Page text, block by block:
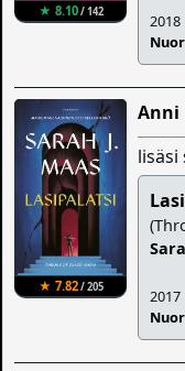
★ 8.10/ 142 2018
★ 7.82/ 205
Anni
lisäsi
2017